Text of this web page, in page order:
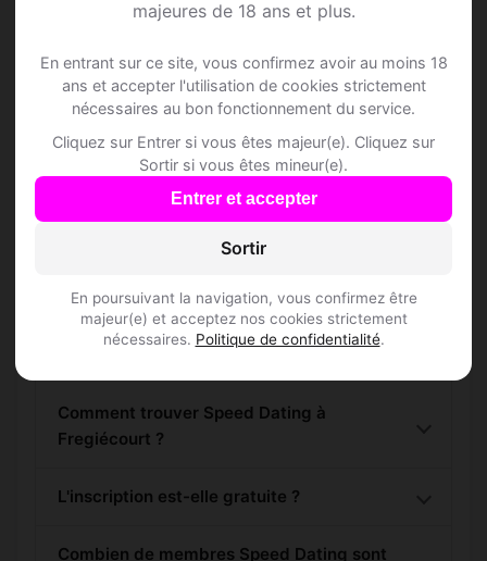
majeures de 18 ans et plus.
En entrant sur ce site, vous confirmez avoir au moins 18
ans et accepter l'utilisation de cookies strictement
nécessaires au bon fonctionnement du service.
Cliquez sur Entrer si vous êtes majeur(e). Cliquez sur
Sortir si vous êtes mineur(e).
Entrer et accepter
Sortir
En poursuivant la navigation, vous confirmez être
majeur(e) et acceptez nos cookies strictement
nécessaires. Politique de confidentialité.
Rejoins les membres de Fregiécourt et
des alentours !
S'inscrire gratuitement
Questions fréquentes
Comment trouver Speed Dating à
Fregiécourt ?
L'inscription est-elle gratuite ?
Combien de membres Speed Dating sont